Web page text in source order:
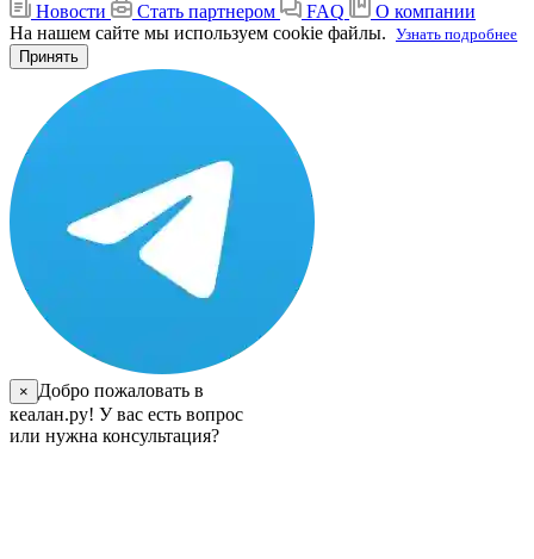
Новости
Стать партнером FAQ
О компании
На нашем сайте мы используем cookie файлы. Узнать подробнее
Принять
×
Добро пожаловать в
кеалан.ру! У вас есть вопрос
или нужна консультация?